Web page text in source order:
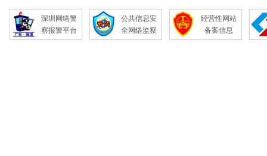
深圳网络警
察报警平台
公共信息安
全网络监察
经营性网站
备案信息